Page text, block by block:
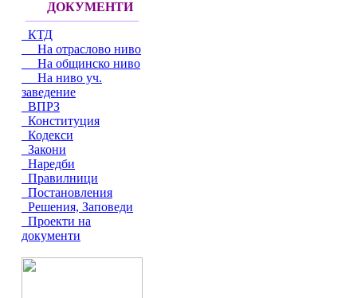
ДОКУМЕНТИ
КТД
На отраслово ниво
На общинско ниво
На ниво уч.
заведение
ВПРЗ
Конституция
Кодекси
Закони
Наредби
Правилници
Постановления
Решения, Заповеди
Проекти на
документи